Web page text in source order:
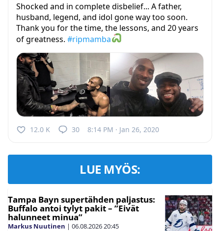
Shocked and in complete disbelief... A father,
husband, legend, and idol gone way too soon.
Thank you for the time, the lessons, and 20 years
of greatness. #ripmamba
12.0 K 30 8:14 PM · Jan 26, 2020
LUE MYÖS:
Tampa Bayn supertähden paljastus:
Buffalo antoi tylyt pakit – ”Eivät
halunneet minua”
Markus Nuutinen | 06.08.2026 20:45